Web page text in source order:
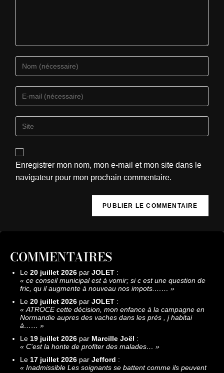
Enregistrer mon nom, mon e-mail et mon site dans le
navigateur pour mon prochain commentaire.
COMMENTAIRES
Le 20 juillet 2026 par JOLET :
« ce conseil municipal est à vomir; si c est une question de
fric, qu il augmente à nouveau nos impots.…… »
Le 20 juillet 2026 par JOLET :
« ATROCE cette décision, mon enfance à la campagne en
Normandie aupres des vaches dans les prés , j habitai
à…… »
Le 19 juillet 2026 par Marcille Joël :
« C'est la honte de profiter des malades… »
Le 17 juillet 2026 par Jefford :
« Inadmissible Les soignants se battent comme ils peuvent